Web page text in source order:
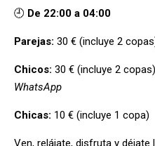
🕘 De 22:00 a 04:00
Parejas: 30 € (incluye 2
Chicos: 30 € (incluye 2
WhatsApp
Chicas: 10 € (incluye 1 copa)
Ven, relájate, disfruta y déjate